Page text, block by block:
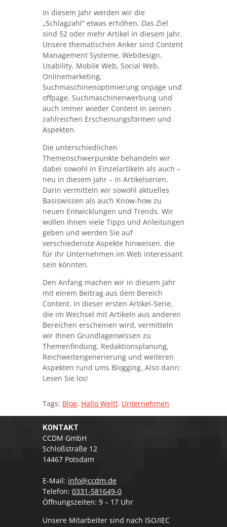
In diesem Jahr werden wir die
„Schlagzahl“ etwas erhöhen. Das Ziel
sind 52 oder mehr Artikel in diesem Jahr.
Unsere thematischen Anker sind Content
Management Systeme, Webdesign,
Usability, Mobile Web, Social Web,
Onlinemarketing,
Suchmaschinenoptimierung onpage und
offpage, Suchmaschinenwerbung und
auch immer wieder Content in seinen
zahlreichen Erscheinungsformen und
Aspekten.
Die unterschiedlichen
Themenschwerpunkte behandeln wir
dabei sowohl in Einzelartikeln als auch –
neu in diesem Jahr – in Artikelserien.
Darin vermitteln wir sowohl aktuelles
Basiswissen als auch Know-how zu
neuen Entwicklungen und Trends. Wir
wollen Ihnen viele Tipps und Anleitungen
geben und werden Sie auf
verschiedenste Aspekte hinweisen, die
für Ihr Unternehmen im Web interessant
sein könnten.
Den Anfang machen wir in diesem Jahr
mit einem Beitrag aus dem Bereich
Content. In dieser ersten Artikel-Serie,
die im Wechsel mit Artikeln aus anderen
Bereichen erscheinen wird, vermitteln
wir Ihnen Grundlagenwissen zu
Themenfindung, Redaktionsplanung,
Reichweitengenerierung und weiteren
Aspekten rund ums Blogging. Also dann:
Lesen Sie los!
Tags: Blog, Hallo Welt!, Unternehmen
KONTAKT
CCDM GmbH
Schloßstraße 12
14467 Potsdam
E-Mail: info@ccdm.de
Telefon: 0331-581649-0
Öffnungszeiten: 9 – 17 Uhr
Unsere Mitarbeiter sind nach ISO/IEC